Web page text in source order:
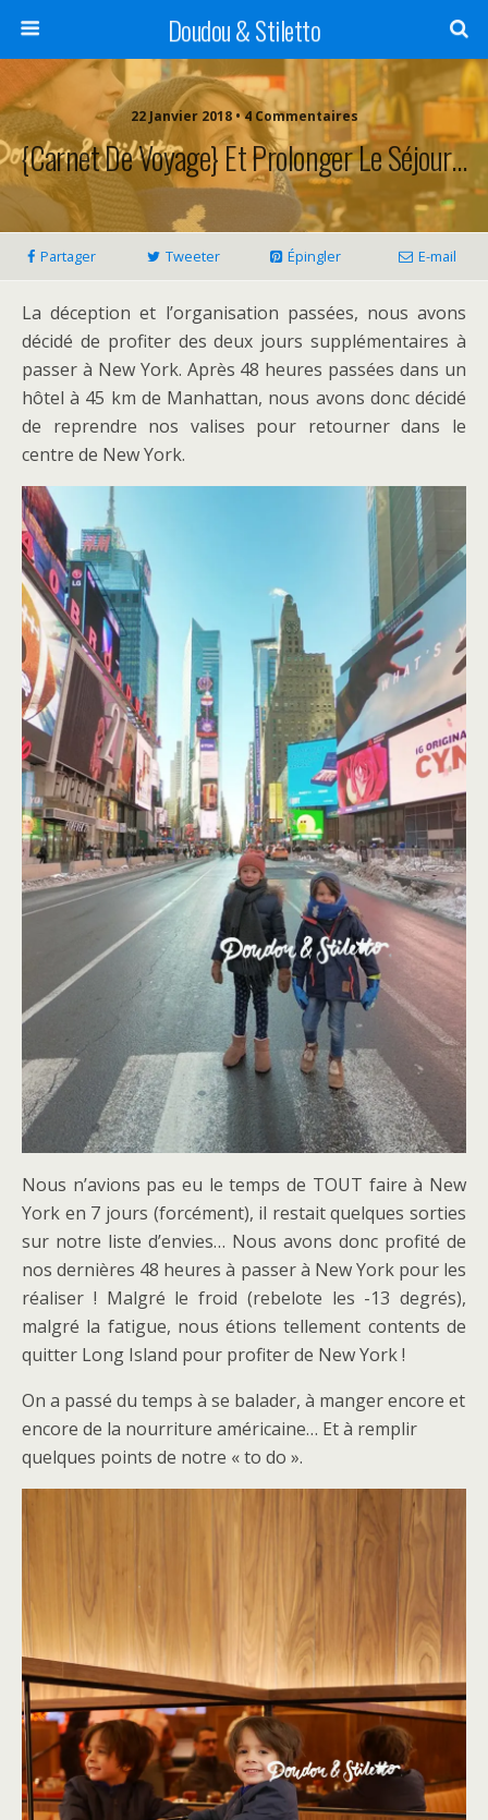
Doudou & Stiletto
22 Janvier 2018 • 4 Commentaires
{Carnet De Voyage} Et Prolonger Le Séjour…
Partager Tweeter Épingler E-mail
La déception et l’organisation passées, nous avons
décidé de profiter des deux jours supplémentaires à
passer à New York. Après 48 heures passées dans un
hôtel à 45 km de Manhattan, nous avons donc décidé
de reprendre nos valises pour retourner dans le
centre de New York.
Nous n’avions pas eu le temps de TOUT faire à New
York en 7 jours (forcément), il restait quelques sorties
sur notre liste d’envies… Nous avons donc profité de
nos dernières 48 heures à passer à New York pour les
réaliser ! Malgré le froid (rebelote les -13 degrés),
malgré la fatigue, nous étions tellement contents de
quitter Long Island pour profiter de New York !
On a passé du temps à se balader, à manger encore et
encore de la nourriture américaine… Et à remplir
quelques points de notre « to do ».